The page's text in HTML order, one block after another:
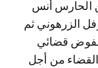
الحارس أنس
الزرهوني ثم
قضائي
القضاء من أجل